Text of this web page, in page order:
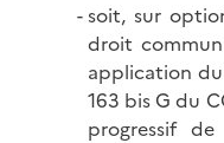
soit, sur
droit
application
163 bis G du
progressif